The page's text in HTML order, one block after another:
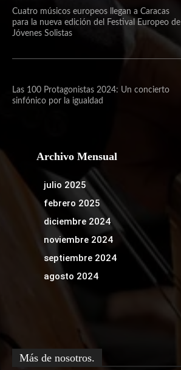
Cuatro músicos europeos llegan a Caracas
para la nueva edición del Festival Europeo de
Jóvenes Solistas
Las 100 Protagonistas 2024: Un concierto
sinfónico por la igualdad
Archivo Mensual
julio 2025
febrero 2025
diciembre 2024
noviembre 2024
septiembre 2024
agosto 2024
Más de nosotros.